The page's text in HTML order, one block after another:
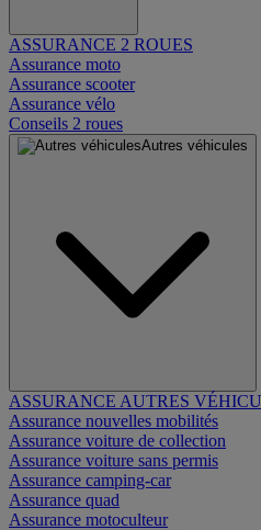
ASSURANCE 2 ROUES
Assurance moto
Assurance scooter
Assurance vélo
Conseils 2 roues
Autres véhicules
ASSURANCE AUTRES
Assurance nouvelles mobilités
Assurance voiture de collection
Assurance voiture sans permis
Assurance camping-car
Assurance quad
Assurance motoculteur